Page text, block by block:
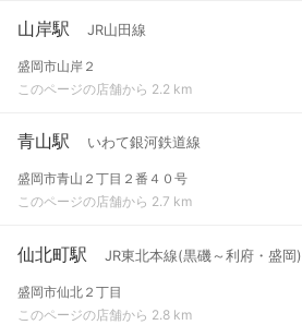
山岸駅 JR山田線
盛岡市山岸２
このページの店舗から 2.2 km
青山駅 いわて銀河鉄道線
盛岡市青山２丁目２番４０号
このページの店舗から 2.7 km
仙北町駅 JR東北本線(黒磯～利府・盛岡)
盛岡市仙北２丁目
このページの店舗から 2.8 km